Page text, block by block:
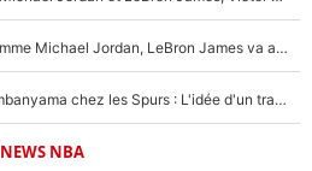
The Last Dance sur Netflix : Comme Michael Jordan, LeBron James va avoir le droit à sa série !
Stephen Curry avec Victor Wembanyama chez les Spurs : L'idée d'un trade historique est lancée en NBA !
NEWS NBA